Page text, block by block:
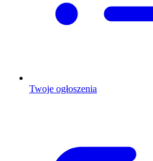
Twoje ogłoszenia